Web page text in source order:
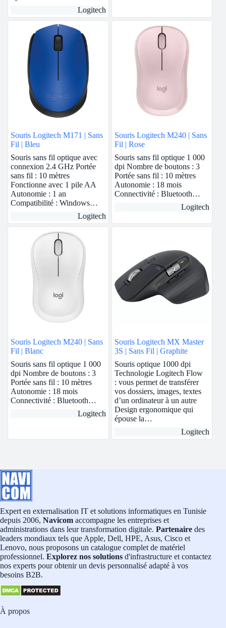
Logitech
Souris Logitech M171 | Sans
Fil | Bleu
Souris sans fil optique avec
connexion 2.4 GHz Portée
sans fil : 10 mètres
Fonctionne avec 1 pile AA
Autonomie : 1 an
Compatibilité : Windows…
Logitech
Souris Logitech M240 | Sans
Fil | Rose
Souris sans fil optique 1 000
dpi Nombre de boutons : 3
Portée sans fil : 10 mètres
Autonomie : 18 mois
Connectivité : Bluetooth…
Logitech
Souris Logitech M240 | Sans
Fil | Blanc
Souris sans fil optique 1 000
dpi Nombre de boutons : 3
Portée sans fil : 10 mètres
Autonomie : 18 mois
Connectivité : Bluetooth…
Logitech
Souris Logitech MX Master
3S | Sans Fil | Graphite
Souris optique 1000 dpi
Technologie Logitech Flow
: vous permet de transférer
vos dossiers, images, textes
d’un ordinateur à un autre
Design ergonomique qui
épouse la…
Logitech
Expert en externalisation IT et solutions informatiques en Tunisie
depuis 2006, Navicom accompagne les entreprises et
administrations dans leur transformation digitale. Partenaire des
leaders mondiaux tels que Apple, Dell, HPE, Asus, Cisco et
Lenovo, nous proposons un catalogue complet de matériel
professionnel. Explorez nos solutions d'infrastructure et contactez
nos experts pour obtenir un devis personnalisé adapté à vos
besoins B2B.
À propos